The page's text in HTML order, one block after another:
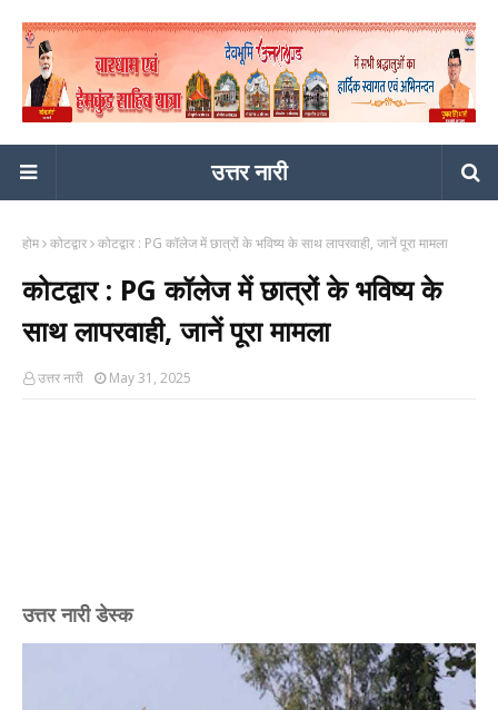
उत्तर नारी
होम कोटद्वार कोटद्वार : PG कॉलेज में छात्रों के भविष्य के साथ लापरवाही, जानें पूरा मामला
कोटद्वार : PG कॉलेज में छात्रों के भविष्य के
साथ लापरवाही, जानें पूरा मामला
उत्तर नारी May 31, 2025
उत्तर नारी डेस्क